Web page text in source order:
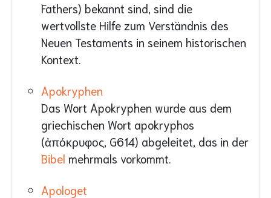
Fathers) bekannt sind, sind die
wertvollste Hilfe zum Verständnis des
Neuen Testaments in seinem historischen
Kontext.
Apokryphen
Das Wort Apokryphen wurde aus dem
griechischen Wort apokryphos
(ἀπόκρυφος, G614) abgeleitet, das in der
Bibel mehrmals vorkommt.
Apologet